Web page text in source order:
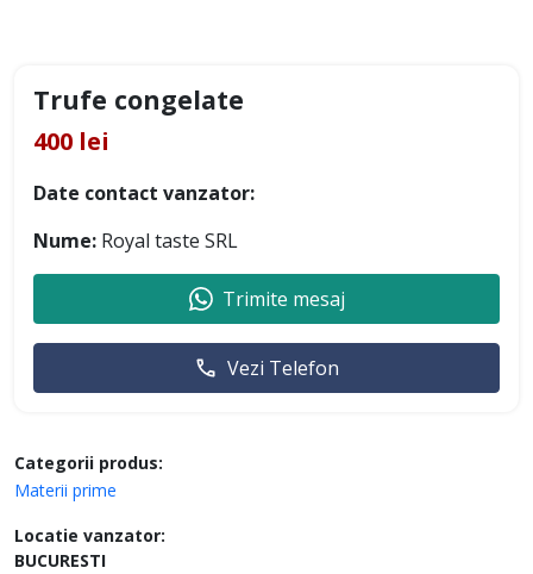
Categorii produs:
Materii prime
Locatie vanzator:
BUCURESTI
Trufe congelate
400 lei
Date contact vanzator:
Nume: Royal taste SRL
Trimite mesaj
Vezi Telefon